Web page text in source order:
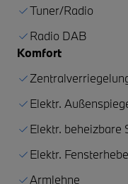
Tuner/Radio
Radio DAB
Komfort
Elektr.
Elektr. beheizbare
Elektr.
Armlehne